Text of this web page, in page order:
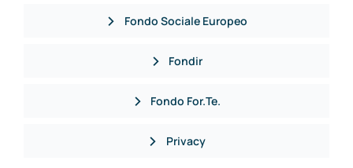
Fondo Sociale Europeo
Fondir
Fondo For.Te.
Privacy